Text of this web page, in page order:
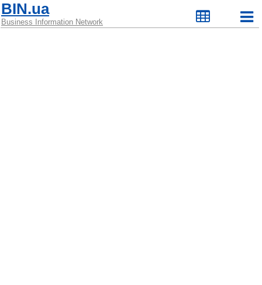
BIN.ua
Business Information Network